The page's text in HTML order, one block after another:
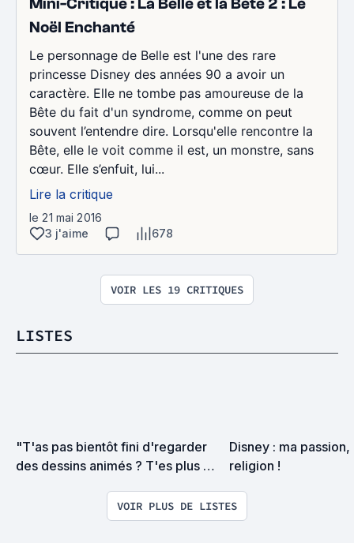
Noël Enchanté
Le personnage de Belle est l'une des rare
princesse Disney des années 90 a avoir un
caractère. Elle ne tombe pas amoureuse de la
Bête du fait d'un syndrome, comme on peut
souvent l’entendre dire. Lorsqu'elle rencontre la
Bête, elle le voit comme il est, un monstre, sans
cœur. Elle s’enfuit, lui...
Lire la critique
le 21 mai 2016
3 j'aime
678
VOIR LES 19 CRITIQUES
LISTES
"T'as pas bientôt fini d'regarder
des dessins animés ? T'es plus un
Disney : ma
religion !
VOIR PLUS DE LISTES